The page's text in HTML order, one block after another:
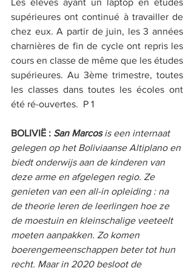
Les élèves ayant un laptop en études
supérieures ont continué à travailler de
chez eux. A partir de juin, les 3 années
charnières de fin de cycle ont repris les
cours en classe de même que les études
supérieures. Au 3ème trimestre, toutes
les classes dans toutes les écoles ont
été ré-ouvertes.  P 1
BOLIVIË : San Marcos is een internaat
gelegen op het Boliviaanse Altiplano en
biedt onderwijs aan de kinderen van
deze arme en afgelegen regio. Ze
genieten van een all-in opleiding : na
de theorie leren de leerlingen hoe ze
de moestuin en kleinschalige veeteelt
moeten aanpakken. Zo komen
boerengemeenschappen beter tot hun
recht. Maar in 2020 besloot de